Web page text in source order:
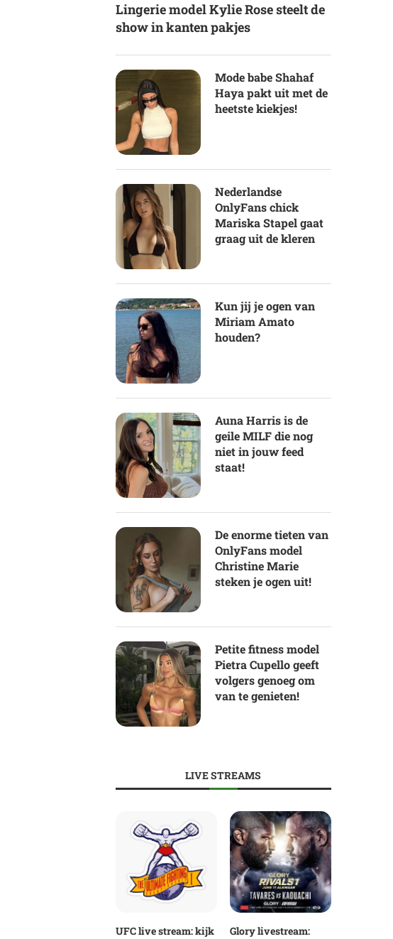
Lingerie model Kylie Rose steelt de
show in kanten pakjes
Mode babe Shahaf
Haya pakt uit met de
heetste kiekjes!
Nederlandse
OnlyFans chick
Mariska Stapel gaat
graag uit de kleren
Kun jij je ogen van
Miriam Amato
houden?
Auna Harris is de
geile MILF die nog
niet in jouw feed
staat!
De enorme tieten van
OnlyFans model
Christine Marie
steken je ogen uit!
Petite fitness model
Pietra Cupello geeft
volgers genoeg om
van te genieten!
LIVE STREAMS
UFC live stream: kijk
Glory livestream: